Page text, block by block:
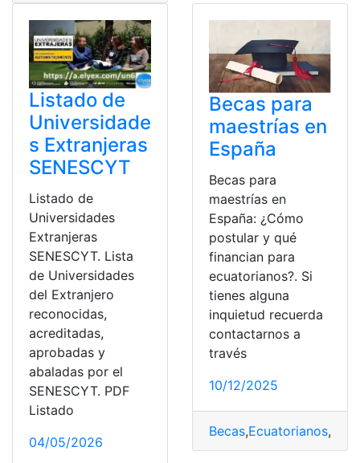
Listado de
Universidade
s Extranjeras
SENESCYT
Listado de
Universidades
Extranjeras
SENESCYT. Lista
de Universidades
del Extranjero
reconocidas,
acreditadas,
aprobadas y
abaladas por el
SENESCYT. PDF
Listado
04/05/2026
Becas para
maestrías en
España
Becas para
maestrías en
España: ¿Cómo
postular y qué
financian para
ecuatorianos?. Si
tienes alguna
inquietud recuerda
contactarnos a
través
10/12/2025
Becas,Ecuatorianos,